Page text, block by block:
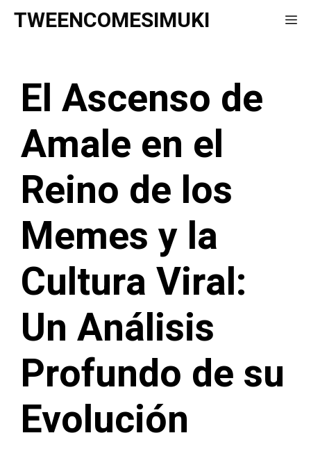
Saltar
TWEENCOMESIMUKI
El Ascenso de
Amale en el
Reino de los
Memes y la
Cultura Viral:
Un Análisis
Profundo de su
Evolución